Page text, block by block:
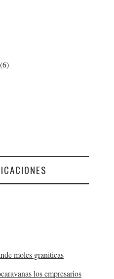
(6)
moles graniticas
los empresarios